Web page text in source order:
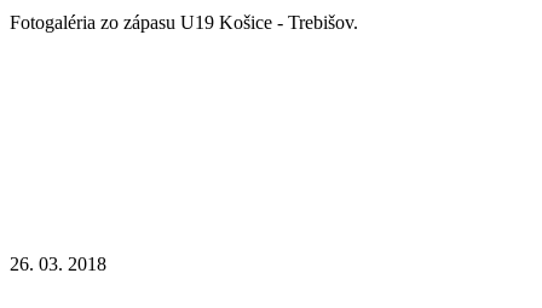
Fotogaléria zo zápasu U19 Košice - Trebišov.
26. 03. 2018